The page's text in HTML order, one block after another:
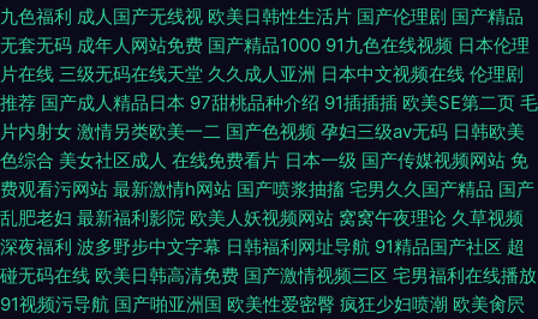
九色福利 成人国产无线视 欧美日韩性生活片 国产伦理剧 国产精品
无套无码 成年人网站免费 国产精品1000 91九色在线视频 日本伦理
片在线 三级无码在线天堂 久久成人亚洲 日本中文视频在线 伦理剧
推荐 国产成人精品日本 97甜桃品种介绍 91插插插 欧美SE第二页 毛
片内射女 激情另类欧美一二 国产色视频 孕妇三级av无码 日韩欧美
色综合 美女社区成人 在线免费看片 日本一级 国产传媒视频网站 免
费观看污网站 最新激情h网站 国产喷浆抽搐 宅男久久国产精品 国产
乱肥老妇 最新福利影院 欧美人妖视频网站 窝窝午夜理论 久草视频
深夜福利 波多野步中文字幕 日韩福利网址导航 91精品国产社区 超
碰无码在线 欧美日韩高清免费 国产激情视频三区 宅男福利在线播放
91视频污导航 国产啪亚洲国 欧美性爱密臀 疯狂少妇喷潮 欧美肏屄